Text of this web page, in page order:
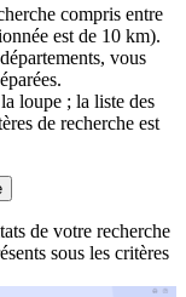
compris entre
est de 10 km).
vous
loupe ; la liste des
de recherche est
de votre recherche
sous les critères